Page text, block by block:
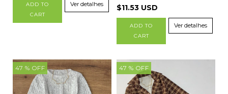
ADD TO
CART
Ver detalhes $11.53 USD
ADD TO
CART
Ver detalhes
47 % OFF 47 % OFF